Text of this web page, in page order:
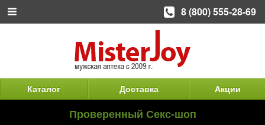
Каталог Доставка Акции
Проверенный Секс-шоп
8 (800) 555-28-69